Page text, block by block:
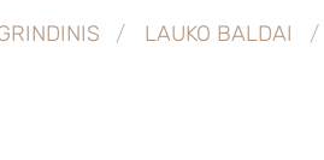
LAUKO BALDAI